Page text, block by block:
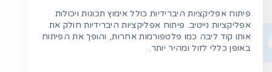
פיתוח אפליקציות היברידיות כולל אימוץ תכונות ויכולות
אפליקציות נייטיב. פיתוח אפליקציות היברידיות חולק את
אותו קוד ליבה כמו פלטפורמות אחרות, והופך את הפיתוח
באופן כללי לזול ומהיר יותר.